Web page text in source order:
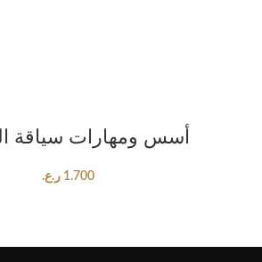
أسس ومهارات سياقة
1.700 ر.ع.